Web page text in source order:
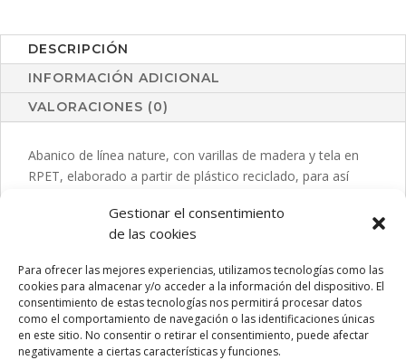
Gestionar el consentimiento
de las cookies
Para ofrecer las mejores experiencias, utilizamos tecnologías como las
cookies para almacenar y/o acceder a la información del dispositivo. El
consentimiento de estas tecnologías nos permitirá procesar datos
como el comportamiento de navegación o las identificaciones únicas
en este sitio. No consentir o retirar el consentimiento, puede afectar
negativamente a ciertas características y funciones.
DESCRIPCIÓN
INFORMACIÓN ADICIONAL
VALORACIONES (0)
Abanico de línea nature, con varillas de madera y tela en
RPET, elaborado a partir de plástico reciclado, para así
sostenibilidad del planeta. Presentado en caja individual de
PRODUCTOS RELACIONADOS